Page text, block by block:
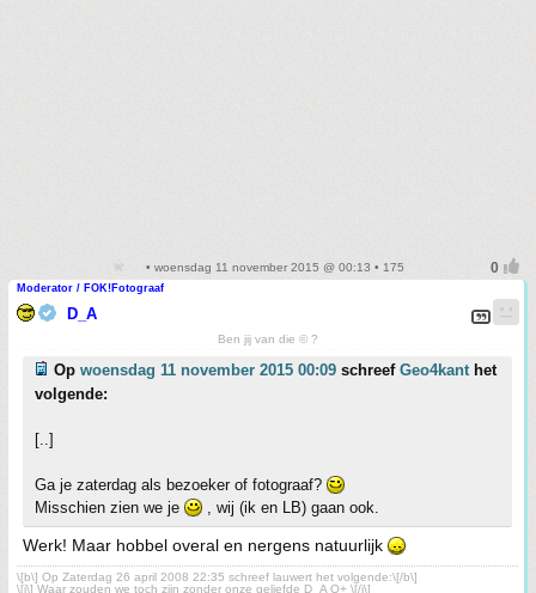
• woensdag 11 november 2015 @ 00:13 • 175
Moderator / FOK!Fotograaf
D_A
Ben jij van die © ?
Op woensdag 11 november 2015 00:09 schreef Geo4kant het
volgende:
[..]
Ga je zaterdag als bezoeker of fotograaf?
Misschien zien we je
, wij (ik en LB) gaan ook.
Werk! Maar hobbel overal en nergens natuurlijk
\[b\] Op Zaterdag 26 april 2008 22:35 schreef lauwert het volgende:\[/b\]
\[i\] Waar zouden we toch zijn zonder onze geliefde D_A O+ \[/i\]